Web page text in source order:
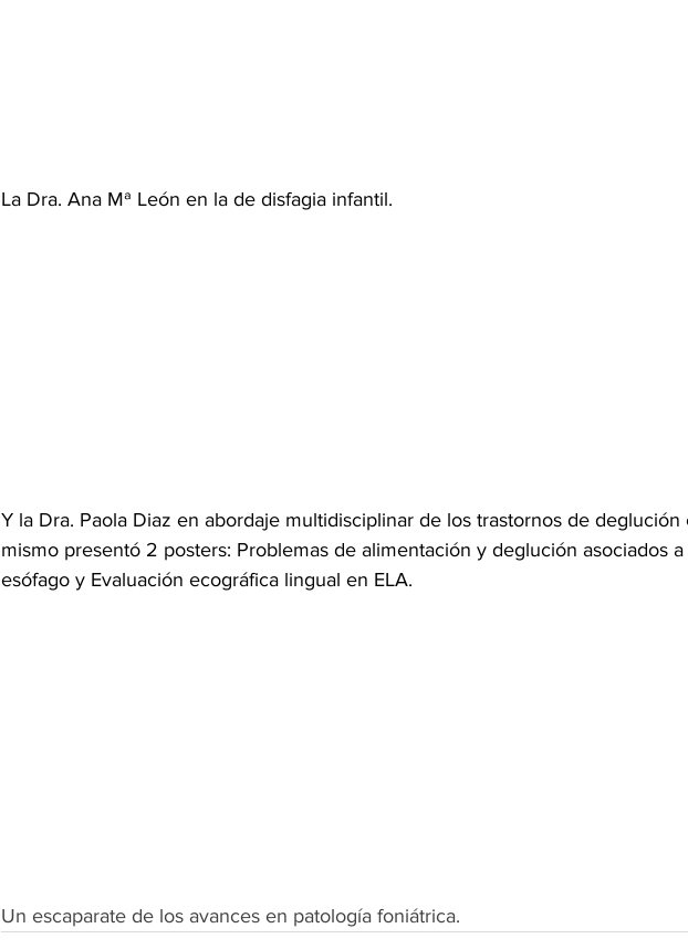
La Dra. Ana Mª León en la de disfagia infantil.
Y la Dra. Paola Diaz en abordaje multidisciplinar de los trastornos de deglución
mismo presentó 2 posters: Problemas de alimentación y deglución asociados
esófago y Evaluación ecográfica lingual en ELA.
Un escaparate de los avances en patología foniátrica.